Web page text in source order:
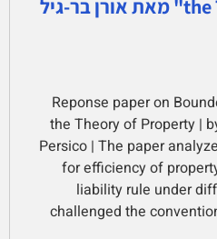
the Theory of Property" מאת אורן בר-גיל
Reponse paper on
the Theory of Property |
Persico | The paper
for efficiency of
liability rule under
challenged the